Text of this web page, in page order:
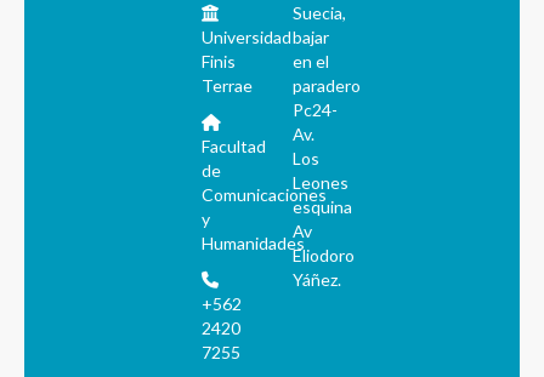
Universidad
Finis
Terrae
Facultad
de
Comunicaciones
y
Humanidades
+562
2420
7255
Suecia,
bajar
en el
paradero
Pc24-
Av.
Los
Leones
esquina
Av
Eliodoro
Yáñez.